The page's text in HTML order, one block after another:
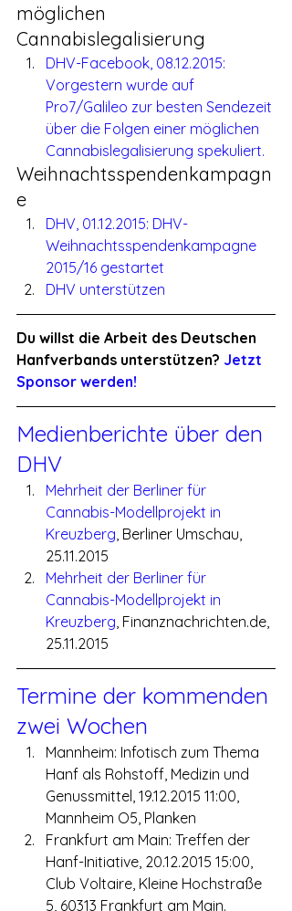
möglichen
Cannabislegalisierung
DHV-Facebook, 08.12.2015:
Vorgestern wurde auf
Pro7/Galileo zur besten Sendezeit
über die Folgen einer möglichen
Cannabislegalisierung spekuliert.
Weihnachtsspendenkampagn
e
DHV, 01.12.2015: DHV-
Weihnachtsspendenkampagne
2015/16 gestartet
DHV unterstützen
Du willst die Arbeit des Deutschen
Hanfverbands unterstützen? Jetzt
Sponsor werden!
Medienberichte über den
DHV
Mehrheit der Berliner für
Cannabis-Modellprojekt in
Kreuzberg, Berliner Umschau,
25.11.2015
Mehrheit der Berliner für
Cannabis-Modellprojekt in
Kreuzberg, Finanznachrichten.de,
25.11.2015
Termine der kommenden
zwei Wochen
Mannheim: Infotisch zum Thema
Hanf als Rohstoff, Medizin und
Genussmittel, 19.12.2015 11:00,
Mannheim O5, Planken
Frankfurt am Main: Treffen der
Hanf-Initiative, 20.12.2015 15:00,
Club Voltaire, Kleine Hochstraße
5, 60313 Frankfurt am Main.